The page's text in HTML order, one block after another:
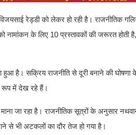
रेड्डी को लेकर हो रही है। राजनीतिक
नामांकन के लिए 10 प्रस्तावकों की जरूरत होती
हुआ है। सक्रिय राजनीति से दूरी बनाने की
रूप में देख रहे हैं।
जा रहा है। राजनीतिक सूत्रों के अनुसार
से भी अटकलों का दौर तेज हो गया है।